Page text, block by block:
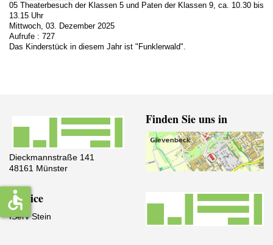
05 Theaterbesuch der Klassen 5 und Paten der Klassen 9, ca. 10.30 bis
13.15 Uhr
Mittwoch, 03. Dezember 2025
Aufrufe : 727
Das Kinderstück in diesem Jahr ist "Funklerwald".
Dieckmannstraße 141
48161 Münster
Finden Sie uns in
Service
IServ Stein
accessible